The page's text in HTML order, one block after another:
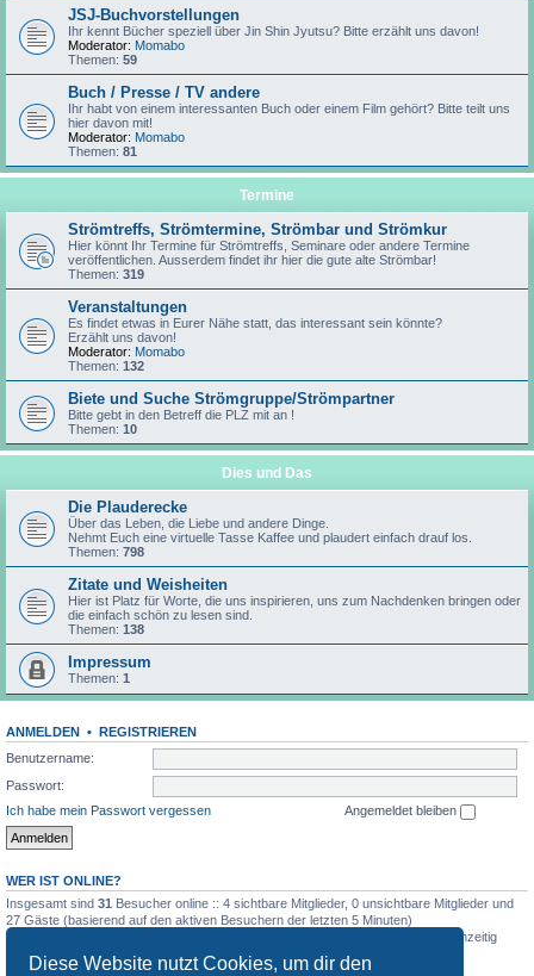
Diese Website nutzt Cookies, um dir den
JSJ-Buchvorstellungen
Ihr kennt Bücher speziell über Jin Shin Jyutsu? Bitte erzählt uns davon!
Moderator: Momabo
Themen: 59
Buch / Presse / TV andere
Ihr habt von einem interessanten Buch oder einem Film gehört? Bitte teilt uns
hier davon mit!
Moderator: Momabo
Themen: 81
Termine
Strömtreffs, Strömtermine, Strömbar und Strömkur
Hier könnt Ihr Termine für Strömtreffs, Seminare oder andere Termine
veröffentlichen. Ausserdem findet ihr hier die gute alte Strömbar!
Themen: 319
Veranstaltungen
Es findet etwas in Eurer Nähe statt, das interessant sein könnte?
Erzählt uns davon!
Moderator: Momabo
Themen: 132
Biete und Suche Strömgruppe/Strömpartner
Bitte gebt in den Betreff die PLZ mit an !
Themen: 10
Dies und Das
Die Plauderecke
Über das Leben, die Liebe und andere Dinge.
Nehmt Euch eine virtuelle Tasse Kaffee und plaudert einfach drauf los.
Themen: 798
Zitate und Weisheiten
Hier ist Platz für Worte, die uns inspirieren, uns zum Nachdenken bringen oder
die einfach schön zu lesen sind.
Themen: 138
Impressum
Themen: 1
ANMELDEN • REGISTRIEREN
Benutzername:
Passwort:
Ich habe mein Passwort vergessen
Angemeldet bleiben
WER IST ONLINE?
Insgesamt sind 31 Besucher online :: 4 sichtbare Mitglieder, 0 unsichtbare Mitglieder und
27 Gäste (basierend auf den aktiven Besuchern der letzten 5 Minuten)
Der Besucherrekord liegt bei
Besuchern, die am 4. August 2026, 19:00 gleichzeitig
online waren.